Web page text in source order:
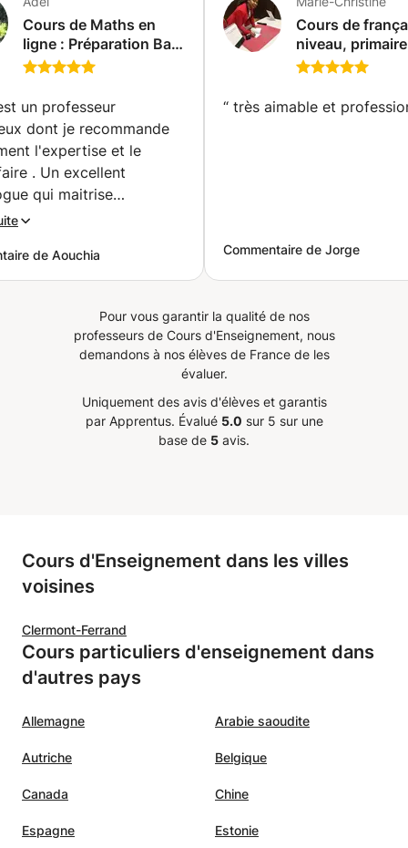
Cours de Maths en
ligne : Préparation Bac
2024 ( google meet )
l'expertise et le
. Un excellent
qui maitrise
son domaine de
” de Aouchia
Cours de français tout
niveau,
secondaire,
autre. (Évian-
“ très aimable et
Commentaire de Jorge
Pour vous garantir la qualité de nos
professeurs de Cours d'Enseignement, nous
demandons à nos élèves de France de les
évaluer.
Uniquement des avis d'élèves et garantis
par Apprentus. Évalué 5.0 sur 5 sur une
base de 5 avis.
Cours d'Enseignement dans les villes
voisines
Clermont-Ferrand
Cours particuliers d'enseignement dans
d'autres pays
Allemagne Arabie saoudite
Autriche Belgique
Canada Chine
Espagne Estonie